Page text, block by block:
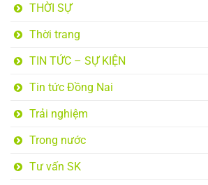
THỜI SỰ
Thời trang
TIN TỨC – SỰ KIỆN
Tin tức Đồng Nai
Trải nghiệm
Trong nước
Tư vấn SK